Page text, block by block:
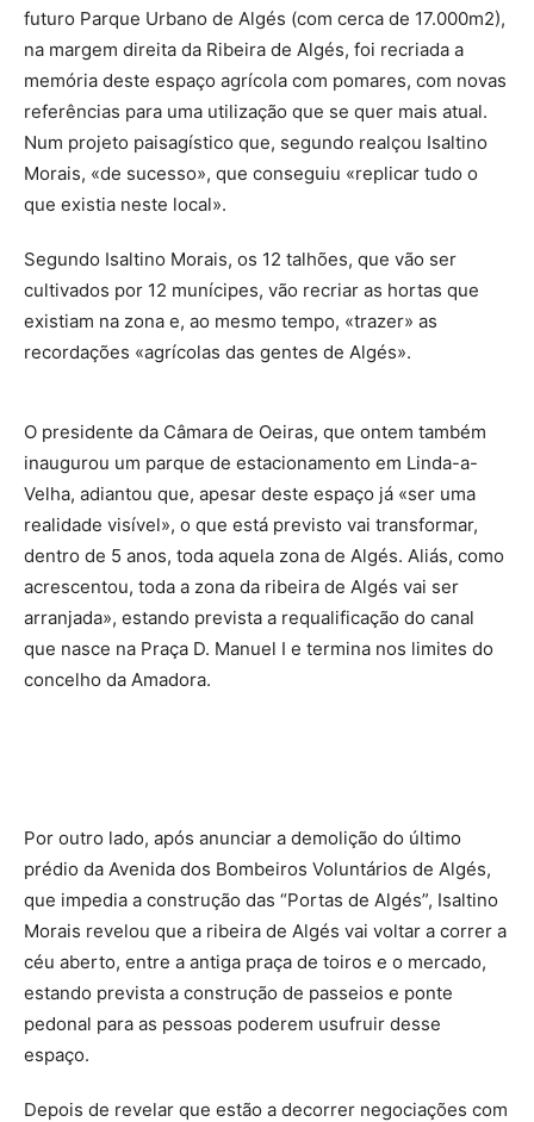
futuro Parque Urbano de Algés (com cerca de 17.000m2),
na margem direita da Ribeira de Algés, foi recriada a
memória deste espaço agrícola com pomares, com novas
referências para uma utilização que se quer mais atual.
Num projeto paisagístico que, segundo realçou Isaltino
Morais, «de sucesso», que conseguiu «replicar tudo o
que existia neste local».
Segundo Isaltino Morais, os 12 talhões, que vão ser
cultivados por 12 munícipes, vão recriar as hortas que
existiam na zona e, ao mesmo tempo, «trazer» as
recordações «agrícolas das gentes de Algés».
O presidente da Câmara de Oeiras, que ontem também
inaugurou um parque de estacionamento em Linda-a-
Velha, adiantou que, apesar deste espaço já «ser uma
realidade visível», o que está previsto vai transformar,
dentro de 5 anos, toda aquela zona de Algés. Aliás, como
acrescentou, toda a zona da ribeira de Algés vai ser
arranjada», estando prevista a requalificação do canal
que nasce na Praça D. Manuel I e termina nos limites do
concelho da Amadora.
Por outro lado, após anunciar a demolição do último
prédio da Avenida dos Bombeiros Voluntários de Algés,
que impedia a construção das “Portas de Algés”, Isaltino
Morais revelou que a ribeira de Algés vai voltar a correr a
céu aberto, entre a antiga praça de toiros e o mercado,
estando prevista a construção de passeios e ponte
pedonal para as pessoas poderem usufruir desse
espaço.
Depois de revelar que estão a decorrer negociações com